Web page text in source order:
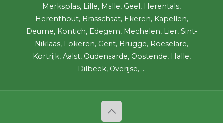
Merksplas, Lille, Malle, Geel, Herentals,
Herenthout, Brasschaat, Ekeren, Kapellen,
Deurne, Kontich, Edegem, Mechelen, Lier, Sint-
Niklaas, Lokeren, Gent, Brugge, Roeselare,
Kortrijk, Aalst, Oudenaarde, Oostende, Halle,
Dilbeek, Overijse, ...